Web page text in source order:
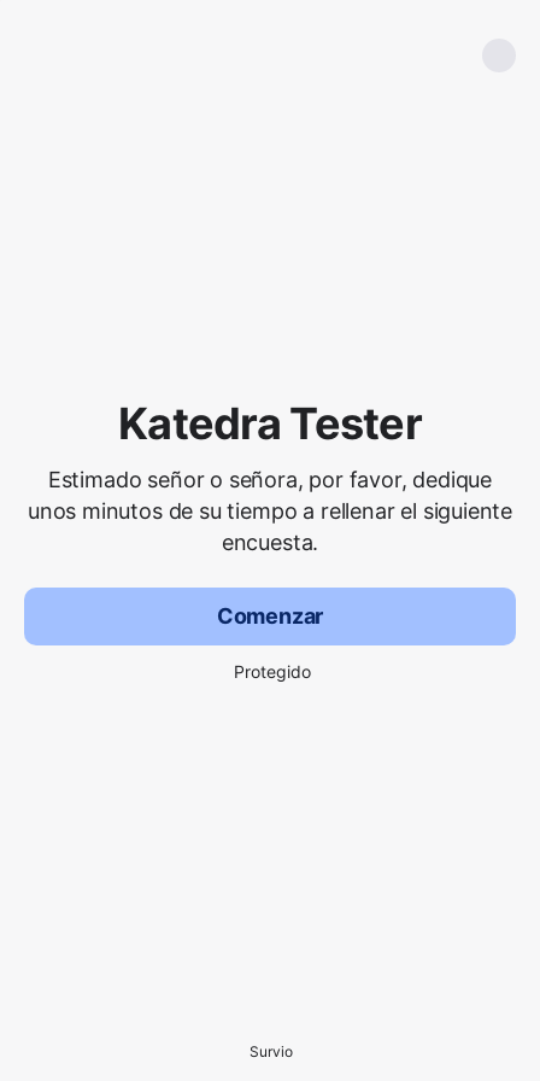
Katedra Tester
Estimado señor o señora, por favor, dedique
unos minutos de su tiempo a rellenar el siguiente
encuesta.
Comenzar
Protegido
Survio